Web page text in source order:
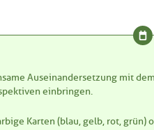
Auseinandersetzung mit
einbringen.
Karten (blau, gelb, rot, grün)